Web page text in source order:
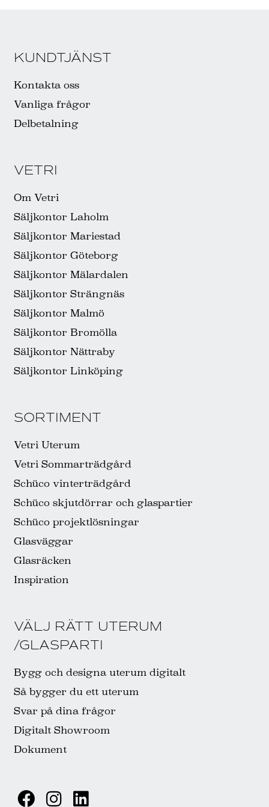
KUNDTJÄNST
Kontakta oss
Vanliga frågor
Delbetalning
VETRI
Om Vetri
Säljkontor Laholm
Säljkontor Mariestad
Säljkontor Göteborg
Säljkontor Mälardalen
Säljkontor Strängnäs
Säljkontor Malmö
Säljkontor Bromölla
Säljkontor Nättraby
Säljkontor Linköping
SORTIMENT
Vetri Uterum
Vetri Sommarträdgård
Schüco vinterträdgård
Schüco skjutdörrar och glaspartier
Schüco projektlösningar
Glasväggar
Glasräcken
Inspiration
VÄLJ RÄTT UTERUM
/GLASPARTI
Bygg och designa uterum digitalt
Så bygger du ett uterum
Svar på dina frågor
Digitalt Showroom
Dokument